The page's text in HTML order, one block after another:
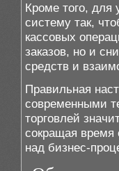
Кроме того, для
систему так,
кассовых
заказов, но и
средств и
Правильная
современными
торговлей
сокращая время
над бизнес-